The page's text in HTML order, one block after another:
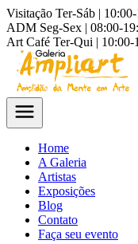
Visitação Ter-Sáb |
ADM Seg-Sex | 08:00-
Art Café Ter-Qui | 10:00-
Home
A Galeria
Artistas
Exposições
Blog
Contato
Faça seu evento